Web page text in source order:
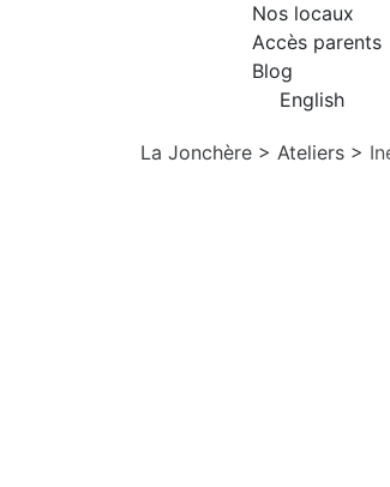
Nos locaux
Accès parents
Blog
English
La Jonchère > Ateliers >